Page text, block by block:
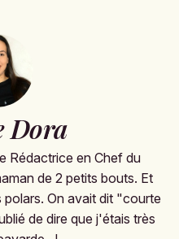
Dora
Rédactrice en Chef du
de 2 petits bouts. Et
On avait dit "courte
de dire que j'étais très